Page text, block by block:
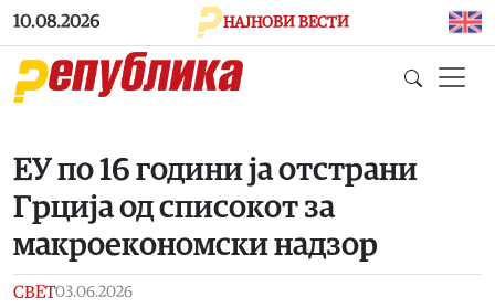
Skip to main content
10.08.2026 НАЈНОВИ ВЕСТИ
ЕУ по 16 години ја отстрани
Грција од списокот за
макроекономски надзор
СВЕТ03.06.2026